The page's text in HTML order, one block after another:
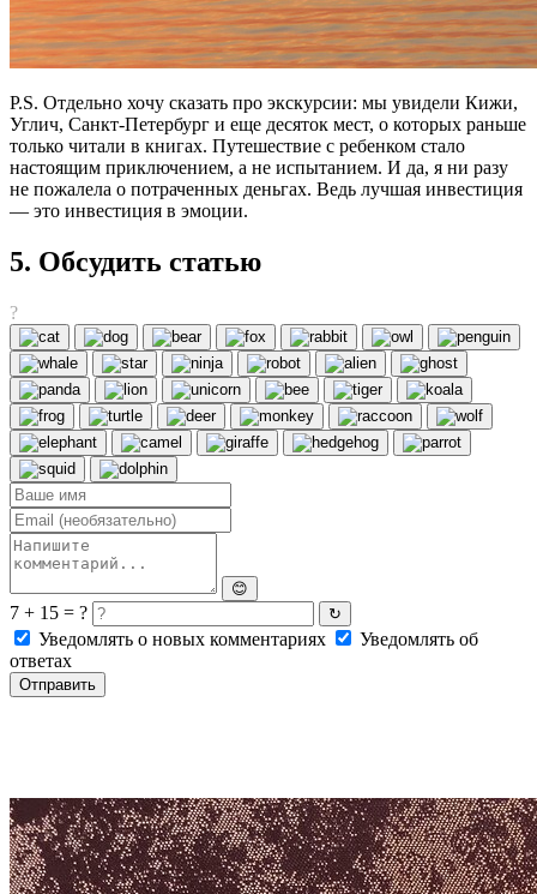
P.S. Отдельно хочу сказать про экскурсии: мы увидели Кижи,
Углич, Санкт-Петербург и еще десяток мест, о которых раньше
только читали в книгах. Путешествие с ребенком стало
настоящим приключением, а не испытанием. И да, я ни разу
не пожалела о потраченных деньгах. Ведь лучшая инвестиция
— это инвестиция в эмоции.
5. Обсудить статью
?
😊
7 + 15 = ? ↻
Уведомлять о новых комментариях
Уведомлять об
ответах
Отправить